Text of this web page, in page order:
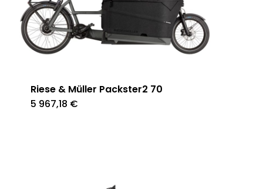
Riese & Müller Packster2 70
5 967,18 €